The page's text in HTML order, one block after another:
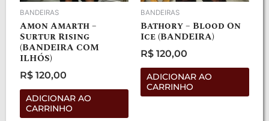
BANDEIRAS
Amon Amarth –
Surtur Rising
(BANDEIRA COM
ILHÓS)
Avaliação
0
R$ 120,00
ADICIONAR AO
CARRINHO
BANDEIRAS
Bathory – Blood On
Ice (BANDEIRA)
Avaliação
0
R$ 120,00
ADICIONAR AO
CARRINHO